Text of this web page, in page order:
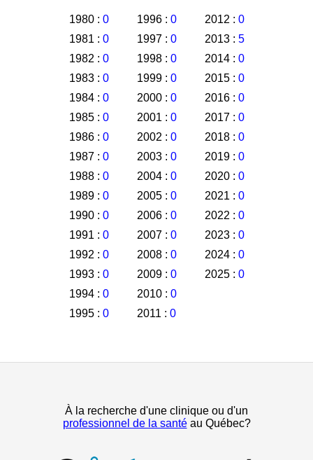
1980 : 0
1981 : 0
1982 : 0
1983 : 0
1984 : 0
1985 : 0
1986 : 0
1987 : 0
1988 : 0
1989 : 0
1990 : 0
1991 : 0
1992 : 0
1993 : 0
1994 : 0
1995 : 0
1996 : 0
1997 : 0
1998 : 0
1999 : 0
2000 : 0
2001 : 0
2002 : 0
2003 : 0
2004 : 0
2005 : 0
2006 : 0
2007 : 0
2008 : 0
2009 : 0
2010 : 0
2011 : 0
2012 : 0
2013 : 5
2014 : 0
2015 : 0
2016 : 0
2017 : 0
2018 : 0
2019 : 0
2020 : 0
2021 : 0
2022 : 0
2023 : 0
2024 : 0
2025 : 0
À la recherche d'une clinique ou d'un
professionnel de la santéau Québec?